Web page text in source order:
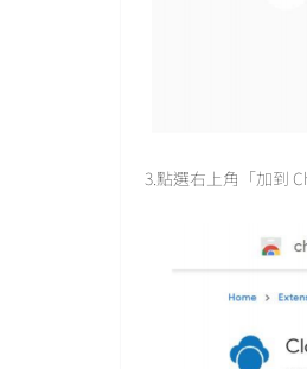
3.點選右上角「加到